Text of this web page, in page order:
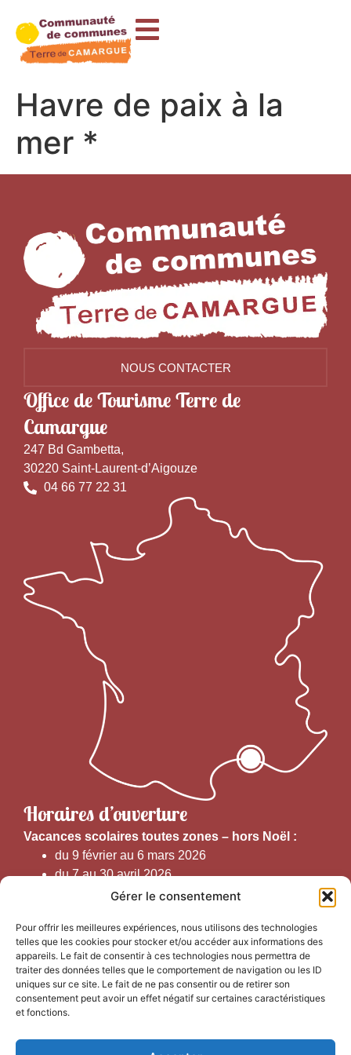
Gérer le consentement
Pour offrir les meilleures expériences, nous utilisons des technologies
telles que les cookies pour stocker et/ou accéder aux informations des
appareils. Le fait de consentir à ces technologies nous permettra de
traiter des données telles que le comportement de navigation ou les ID
uniques sur ce site. Le fait de ne pas consentir ou de retirer son
consentement peut avoir un effet négatif sur certaines caractéristiques
et fonctions.
principal
Havre de paix à la
mer *
NOUS CONTACTER
Office de Tourisme Terre de
Camargue
247 Bd Gambetta,
30220 Saint-Laurent-d’Aigouze
04 66 77 22 31
Horaires d’ouverture
Vacances scolaires toutes zones – hors Noël :
du 9 février au 6 mars 2026
du 7 au 30 avril 2026
du 1er juin au 30 septembre 2026
Horaires d’ouverture au public :
Du 1er septembre au 30 juin 2026 (hors juillet et août)
du lundi au vendredi de 9h50 à 12h30 et de